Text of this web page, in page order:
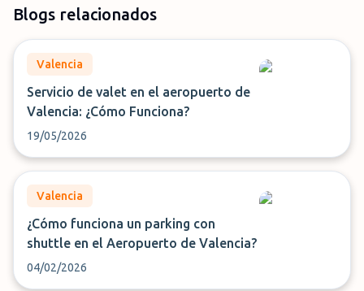
Blogs relacionados
Valencia
Servicio de valet en el aeropuerto de
Valencia: ¿Cómo Funciona?
19/05/2026
Valencia
¿Cómo funciona un parking con
shuttle en el Aeropuerto de Valencia?
04/02/2026